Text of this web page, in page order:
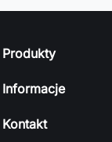
Produkty
Informacje
Kontakt